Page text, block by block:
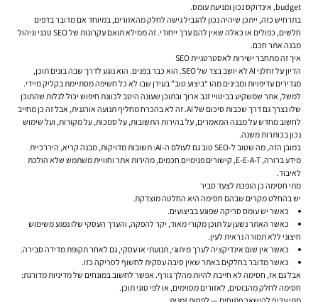
budget, אינדוקס נכון ומניעת עומס.
בתרחיש כזה, ייתכן שיהיה נכון להגביל גישה לחלק מהאזורים, במיוחד אם מדובר בדפים
חלשים, כפולים או כאלה שאין להם ערך ייחודי. זה ממילא תואם עקרונות של SEO טכני וניהול
מבנה אתר חכם.
איך זה מתחבר ישירות לאסטרטגיית SEO
הדיון על זחלני AI לא יושב בצד של SEO. הוא כבר בפנים. הוא נוגע לדרך שבה בונים תוכן,
מגדירים עדיפויות ומבינים מהו “ביצוע טוב” בעידן שבו לא כל חשיפה מסתיימת בקליק מיידי.
למשל, אתר שמשקיע בביטויי זנב ארוך ובתוכן שעונה היטב לכוונת חיפוש יכול לגלות שהתוכן
שלו נצרך גם דרך שכבות סיכום של AI. זה לא בהכרח מחליף תנועה אורגנית, אבל זה כן מחייב
לחשוב מחדש על מבנה המאמרים, על בהירות התשובות, על סמכות, על מקורות, ועל שימוש
נכון בכותרות משנה.
במובן הזה, מה שטוב ל-SEO טוב גם לעולם ה-AI: תשובות מדויקות, מבנה קריא, היררכיית
מידע ברורה, E-E-A-T, קישורים פנימיים חכמים, מהירות אתר וחוויית משתמש שלא הולכת
לאיבוד.
מתי חסימה כן הופכת לצעד סביר
יש בהחלט מקרים שבהם חסימה היא החלטה מוצדקת.
כאשר יש עומס סריקה שפוגע בביצועים.
כאשר האתר נשען על תוכן מקורי מאוד, יקר להפקה, והערך העסקי שלו נפגע משימוש
חיצוני ללא תמורה נראית לעין.
כאשר אין שום אינדיקציה לערך מיתוגי, תנועתי או עסקי, גם לאחר תקופת מדידה סבירה.
כאשר מדובר בחלקים באתר שאין סיבה עסקית לחשוף לסריקה כזו.
אבל גם אז, חסימה לא חייבת להיות מהלך גורף. אפשר לחשוב במונחים של מדיניות מדורגת:
חסימה לחלק מהבוטים, לאזורים מסוימים, או לפי סוגי תוכן.